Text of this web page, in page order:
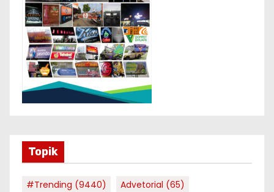
Topik
#Trending (9440) Advetorial (65)